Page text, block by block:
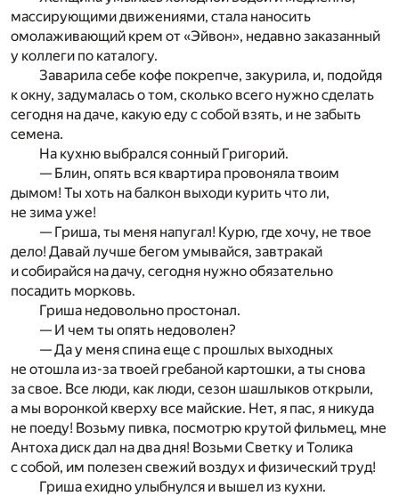
массирующими движениями, стала наносить
омолаживающий крем от «Эйвон», недавно заказанный
у коллеги по каталогу.
Заварила себе кофе покрепче, закурила, и, подойдя
к окну, задумалась о том, сколько всего нужно сделать
сегодня на даче, какую еду с собой взять, и не забыть
семена.
На кухню выбрался сонный Григорий.
— Блин, опять вся квартира провоняла твоим
дымом! Ты хоть на балкон выходи курить что ли,
не зима уже!
— Гриша, ты меня напугал! Курю, где хочу, не твое
дело! Давай лучше бегом умывайся, завтракай
и собирайся на дачу, сегодня нужно обязательно
посадить морковь.
Гриша недовольно простонал.
— И чем ты опять недоволен?
— Да у меня спина еще с прошлых выходных
не отошла из-за твоей гребаной картошки, а ты снова
за свое. Все люди, как люди, сезон шашлыков открыли,
а мы воронкой кверху все майские. Нет, я пас, я никуда
не поеду! Возьму пивка, посмотрю крутой фильмец, мне
Антоха диск дал на два дня! Возьми Светку и Толика
с собой, им полезен свежий воздух и физический труд!
Гриша ехидно улыбнулся и вышел из кухни.